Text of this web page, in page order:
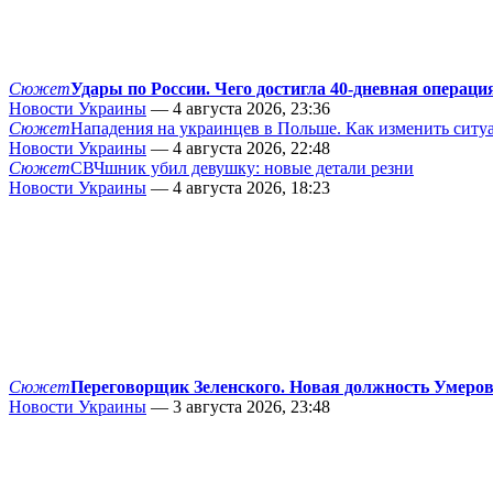
СюжетУдары по России. Чего достигла 40-дневная
Новости Украины — 4 августа 2026, 23:36
СюжетНападения на украинцев в Польше. Как изменить
Новости Украины — 4 августа 2026, 22:48
СюжетСВЧшник убил девушку: новые детали резни
Новости Украины — 4 августа 2026, 18:23
СюжетПереговорщик Зеленского. Новая должность
Новости Украины — 3 августа 2026, 23:48